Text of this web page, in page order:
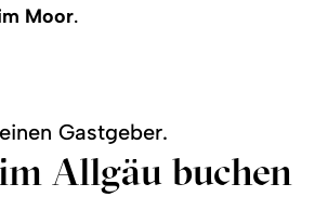
Moor.
Gastgeber.
Allgäu buchen